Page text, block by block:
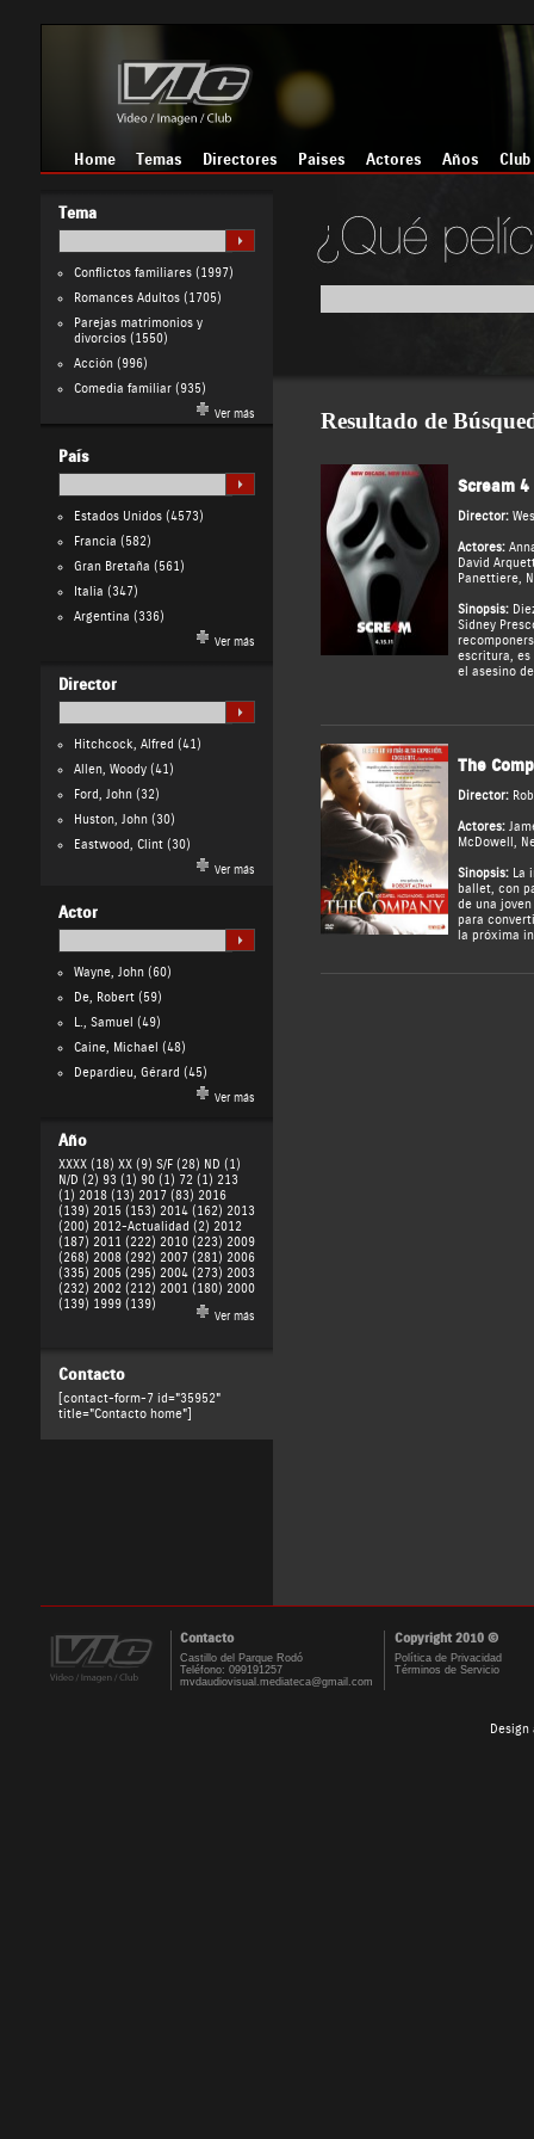
Home Temas Directores Países Actores Años Club
Tema
Conflictos familiares(1997)
Romances Adultos(1705)
Parejas matrimonios y
divorcios(1550)
Acción(996)
Comedia familiar(935)
Ver más
País
Estados Unidos(4573)
Francia (582)
Gran Bretaña (561)
Italia (347)
Argentina (336)
Ver más
Director
Hitchcock, Alfred (41)
Allen, Woody(41)
Ford, John(32)
Huston, John(30)
Eastwood, Clint(30)
Ver más
Actor
Wayne, John(60)
De, Robert(59)
L., Samuel (49)
Caine, Michael (48)
Depardieu, Gérard (45)
Ver más
Año
XXXX (18) XX (9) S/F (28) ND (1)
N/D (2) 93 (1) 90 (1) 72 (1) 213
(1) 2018 (13) 2017 (83) 2016
(139) 2015 (153) 2014 (162) 2013
(200) 2012-Actualidad (2) 2012
(187) 2011 (222) 2010 (223) 2009
(268) 2008 (292) 2007 (281) 2006
(335) 2005 (295) 2004 (273) 2003
(232) 2002 (212) 2001 (180) 2000
(139) 1999 (139)
Ver más
Contacto
[contact-form-7 id="35952"
title="Contacto home"]
Resultado de
Scream 4
Director:
Actores:
David
Panettiere,
Sinopsis:
Sidney
escritura, es
el asesino
The
Director:
Actores:
McDowell ,
Sinopsis:La
ballet, con
de una
para
la próxima
Contacto Copyright 2010 ©
Castillo del Parque Rodó
Teléfono: 099191257
mvdaudiovisual.mediateca@gmail.com
Política de Privacidad
Términos de Servicio